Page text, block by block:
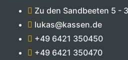
Zu den Sandbeeten 5 -
lukas@kassen.de
+49 6421 350450
+49 6421 350470